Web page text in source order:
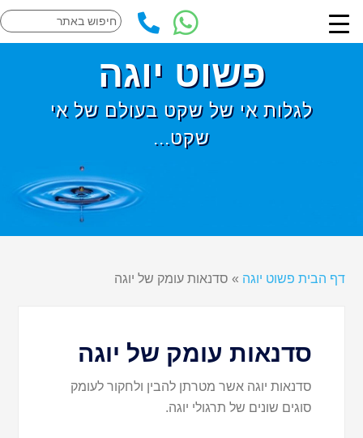
פשוט יוגה
לגלות אי של שקט בעולם של אי
שקט...
דף הבית פשוט יוגה » סדנאות עומק של יוגה
סדנאות עומק של יוגה
סדנאות יוגה אשר מטרתן להבין ולחקור לעומק
סוגים שונים של תרגולי יוגה.